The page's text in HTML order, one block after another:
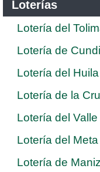
Loterías
Lotería del
Lotería de
Lotería del Huila
Lotería de la
Lotería del Valle
Lotería del Meta
Lotería de